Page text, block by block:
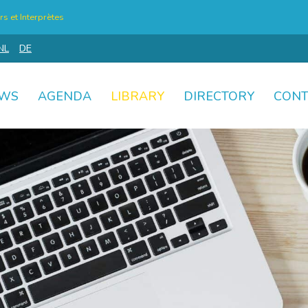
et Interprètes
DE
AGENDA LIBRARY DIRECTORY